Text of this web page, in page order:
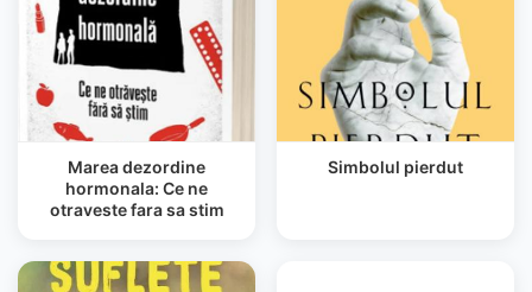
Marea dezordine
hormonala: Ce ne
otraveste fara sa stim
Simbolul pierdut